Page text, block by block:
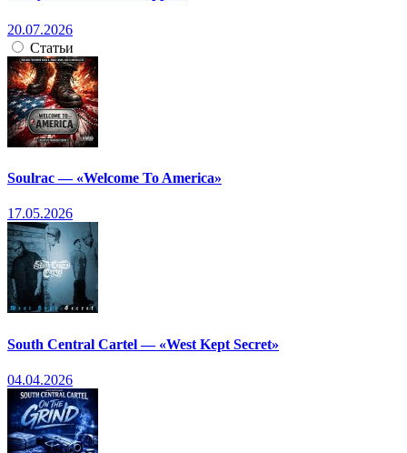
20.07.2026
Статьи
Soulrac — «Welcome To America»
17.05.2026
South Central Cartel — «West Kept Secret»
04.04.2026